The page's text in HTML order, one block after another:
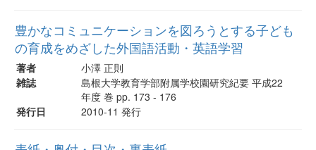
豊かなコミュニケーションを図ろうとする子ども
の育成をめざした外国語活動・英語学習
著者
小澤 正則
雑誌
島根大学教育学部附属学校園研究紀要 平成22
年度 巻 pp. 173 - 176
発行日
2010-11 発行